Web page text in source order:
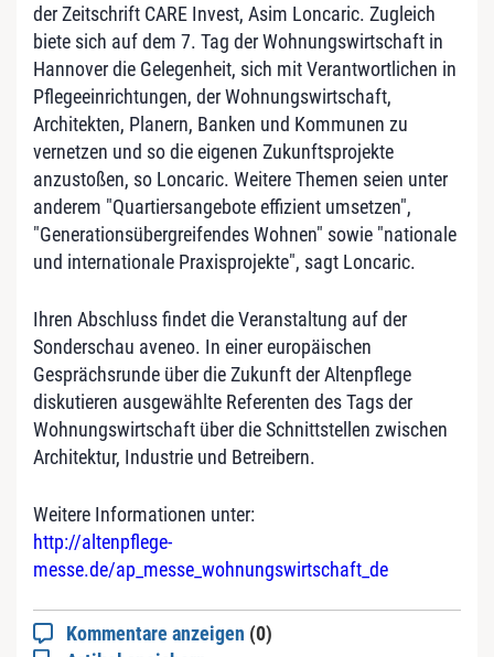
der Zeitschrift CARE Invest, Asim Loncaric. Zugleich
biete sich auf dem 7. Tag der Wohnungswirtschaft in
Hannover die Gelegenheit, sich mit Verantwortlichen in
Pflegeeinrichtungen, der Wohnungswirtschaft,
Architekten, Planern, Banken und Kommunen zu
vernetzen und so die eigenen Zukunftsprojekte
anzustoßen, so Loncaric. Weitere Themen seien unter
anderem "Quartiersangebote effizient umsetzen",
"Generationsübergreifendes Wohnen" sowie "nationale
und internationale Praxisprojekte", sagt Loncaric.
Ihren Abschluss findet die Veranstaltung auf der
Sonderschau aveneo. In einer europäischen
Gesprächsrunde über die Zukunft der Altenpflege
diskutieren ausgewählte Referenten des Tags der
Wohnungswirtschaft über die Schnittstellen zwischen
Architektur, Industrie und Betreibern.
Weitere Informationen unter:
http://altenpflege-
messe.de/ap_messe_wohnungswirtschaft_de
Kommentare anzeigen (0)